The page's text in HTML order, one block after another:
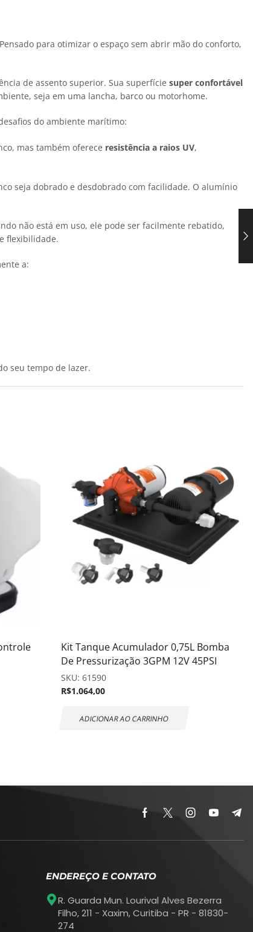
para otimizar o espaço sem abrir mão do conforto,
de assento superior. Sua superfície super confortável
seja em uma lancha, barco ou motorhome.
do ambiente marítimo:
mas também oferece resistência a raios UV,
seja dobrado e desdobrado com facilidade. O alumínio
não está em uso, ele pode ser facilmente rebatido,
flexibilidade.
a:
seu tempo de lazer.
Kit Tanque Acumulador 0,75L Bomba
De Pressurização 3GPM 12V 45PSI
SKU: 61590
R$1.064,00
ADICIONAR AO CARRINHO
ENDEREÇO E CONTATO
R. Guarda Mun. Lourival Alves Bezerra
Filho, 211 - Xaxim, Curitiba - PR - 81830-
274